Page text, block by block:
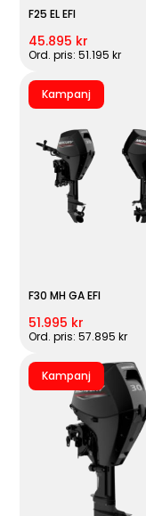
F25 EL EFI
45.895 kr
Ord. pris: 51.195 kr
Kampanj
F30 MH GA EFI
51.995 kr
Ord. pris: 57.895 kr
Kampanj